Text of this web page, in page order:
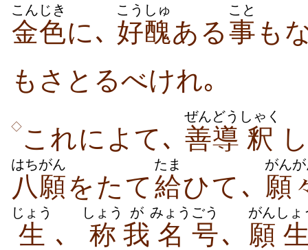
金色
こんじき
に､ 好醜
こうしゅ
ある事
こと
も
もさとるべけれ｡
◇ これによて､ 善導
ぜんどう
釈
しゃく
八願
はちがん
をたて給
たま
ひて､ 願
がん
生
じょう
､ 称
しょう
我
が
名
みょう
号
ごう
､ 願
がん しょ